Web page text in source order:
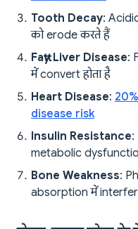
Tooth Decay:
को erode करते हैं
Fatty Liver Disease:
में convert होता है
Heart Disease:
disease risk
Insulin Resistance:
metabolic
Bone Weakness:
absorption में